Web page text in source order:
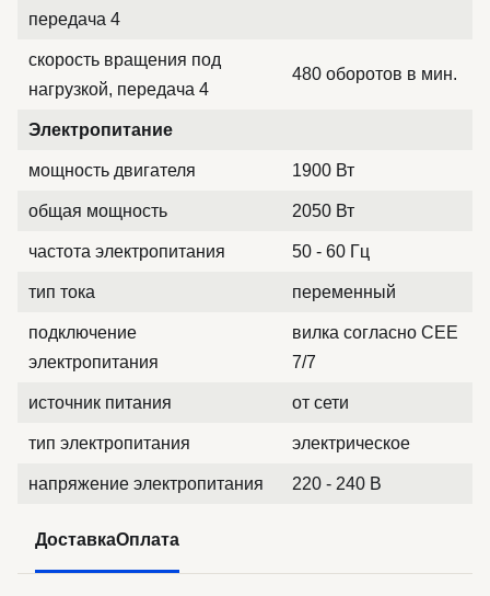
передача 4
скорость вращения под
нагрузкой, передача 4
480 оборотов в мин.
Электропитание
мощность двигателя 1900 Вт
общая мощность 2050 Вт
частота электропитания 50 - 60 Гц
тип тока переменный
подключение
электропитания
вилка согласно CEE
7/7
источник питания от сети
тип электропитания электрическое
напряжение электропитания 220 - 240 В
ДоставкаОплата